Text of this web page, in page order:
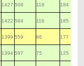
1427 508 118 184
1422 584 116 185
1399 559 86 177
1394 597 75 125